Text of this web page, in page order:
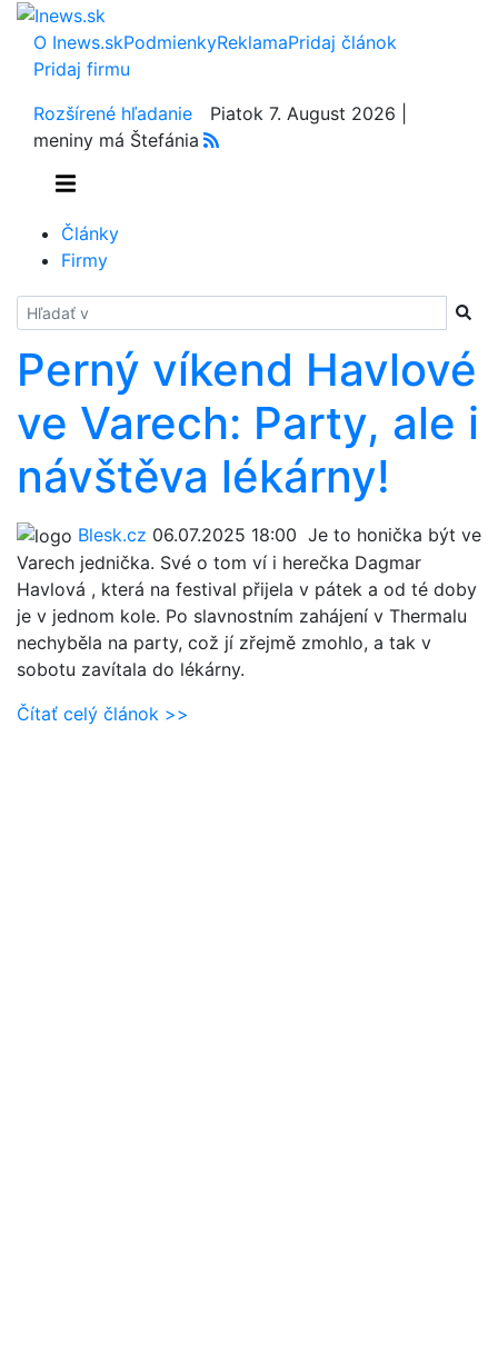
O Inews.skPodmienkyReklamaPridaj článok
Pridaj firmu
Rozšírené hľadanie
Piatok 7. August 2026 |
meniny má Štefánia
Články
Firmy
Hladať
Perný víkend Havlové
ve Varech: Party, ale i
návštěva lékárny!
Blesk.cz 06.07.2025 18:00 Je to honička být ve
Varech jednička. Své o tom ví i herečka Dagmar
Havlová , která na festival přijela v pátek a od té doby
je v jednom kole. Po slavnostním zahájení v Thermalu
nechyběla na party, což jí zřejmě zmohlo, a tak v
sobotu zavítala do lékárny.
Čítať celý článok >>